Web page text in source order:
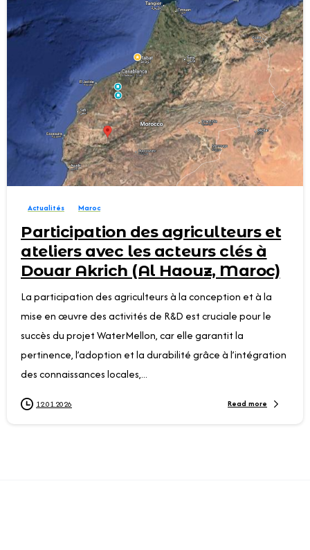
0
Actualités Maroc
Participation des agriculteurs et
ateliers avec les acteurs clés à
Douar Akrich (Al Haouz, Maroc)
La participation des agriculteurs à la conception et à la
mise en œuvre des activités de R&D est cruciale pour le
succès du projet WaterMellon, car elle garantit la
pertinence, l’adoption et la durabilité grâce à l’intégration
des connaissances locales,...
12.01.2026 Read more